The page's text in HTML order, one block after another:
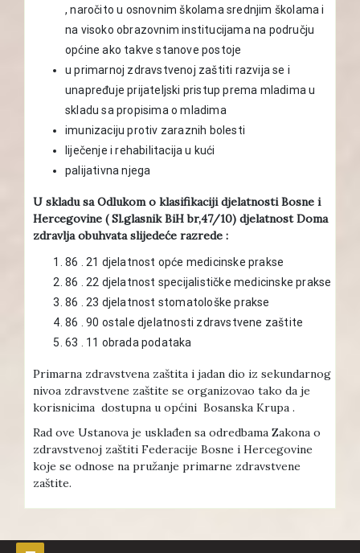
, naročito u osnovnim školama srednjim školama i
na visoko obrazovnim institucijama na području
općine ako takve stanove postoje
u primarnoj zdravstvenoj zaštiti razvija se i
unapređuje prijateljski pristup prema mladima u
skladu sa propisima o mladima
imunizaciju protiv zaraznih bolesti
liječenje i rehabilitacija u kući
palijativna njega
U skladu sa Odlukom o klasifikaciji djelatnosti Bosne i
Hercegovine ( Sl.glasnik BiH br,47/10) djelatnost Doma
zdravlja obuhvata slijedeće razrede :
86 . 21 djelatnost opće medicinske prakse
86 . 22 djelatnost specijalističke medicinske prakse
86 . 23 djelatnost stomatološke prakse
86 . 90 ostale djelatnosti zdravstvene zaštite
63 . 11 obrada podataka
Primarna zdravstvena zaštita i jadan dio iz sekundarnog
nivoa zdravstvene zaštite se organizovao tako da je
korisnicima dostupna u općini Bosanska Krupa .
Rad ove Ustanova je usklađen sa odredbama Zakona o
zdravstvenoj zaštiti Federacije Bosne i Hercegovine
koje se odnose na pružanje primarne zdravstvene
zaštite.